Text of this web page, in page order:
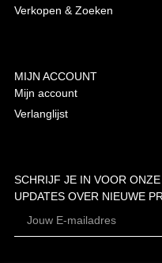
Verkopen & Zoeken
MIJN ACCOUNT
Mijn account
Verlanglijst
SCHRIJF JE IN VOOR
UPDATES OVER NIEUWE